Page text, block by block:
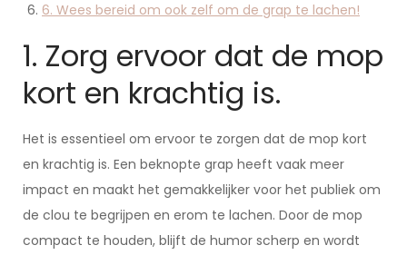
6. Wees bereid om ook zelf om de grap te lachen!
1. Zorg ervoor dat de mop
kort en krachtig is.
Het is essentieel om ervoor te zorgen dat de mop kort
en krachtig is. Een beknopte grap heeft vaak meer
impact en maakt het gemakkelijker voor het publiek om
de clou te begrijpen en erom te lachen. Door de mop
compact te houden, blijft de humor scherp en wordt